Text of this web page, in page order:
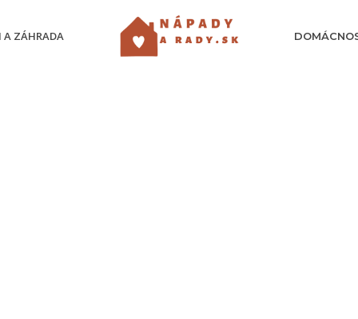
A ZÁHRADA